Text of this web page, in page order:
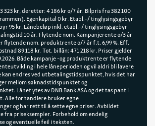
323 kr, deretter: 4 186 kr o/7 år. Bilpris fra 382 100
Egenkapital 0 kr. Etabl.-/ tinglysingsgebyr
95 kr. Lånebeløp inkl. etabl.-/ tinglysingsgebyr
10 år. Flytende nom. Kampanjerente o/3 år
flytende nom. produktrente o/7 år f.t. 6,99 %. Eff.
89 118 kr. Tot. billån: 471 218 kr. Priser gjelder
Både kampanje -og produktrente er flytende
i hele låneperioden og vil aldri bli lavere
kan endres ved utbetalingstidspunktet, hvis det har
mellom søknadstidspunktet og
Lånet ytes av DNB Bank ASA og det tas pant i
Alle forhandlere bruker egne
og har rett til å sette egne priser. Avbildet
fra priseksempler. Forbehold om endelig
og eventuelle feil i teksten.